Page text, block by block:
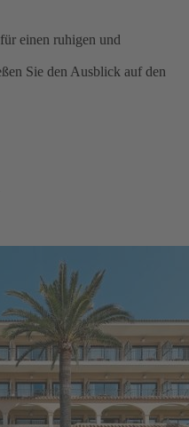
einen ruhigen und
Sie den Ausblick auf den